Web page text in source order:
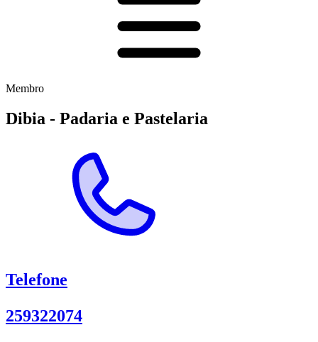
Membro
Dibia - Padaria e Pastelaria
Telefone
259322074